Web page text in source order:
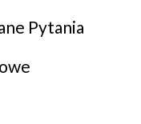
Pytania